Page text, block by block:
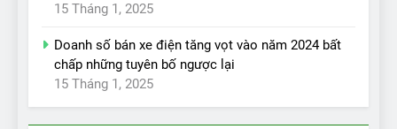
15 Tháng 1, 2025
Doanh số bán xe điện tăng vọt vào năm 2024 bất
chấp những tuyên bố ngược lại
15 Tháng 1, 2025